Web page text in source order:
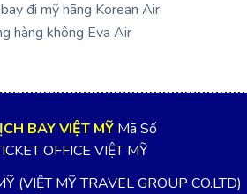
BAY VIỆT MỸ Mã Số
OFFICE VIỆT MỸ
(VIỆT MỸ TRAVEL GROUP CO.LTD)